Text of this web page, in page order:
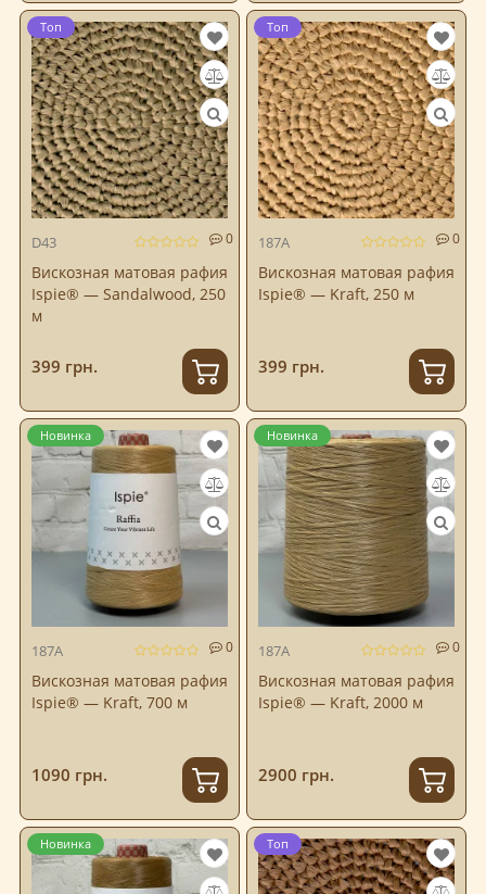
D43 0
Вискозная матовая рафия
Ispie® — Sandalwood, 250
м
Топ
399 грн.
187A 0
Вискозная матовая рафия
Ispie® — Kraft, 250 м
Топ
399 грн.
187A 0
Вискозная матовая рафия
Ispie® — Kraft, 700 м
Новинка
1090 грн.
187A 0
Вискозная матовая рафия
Ispie® — Kraft, 2000 м
Новинка
2900 грн.
Новинка Топ